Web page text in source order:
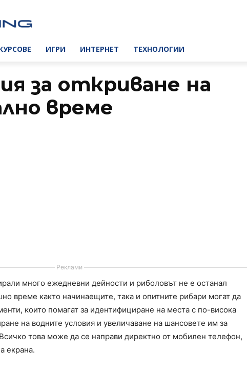
ИГРИ ИНТЕРНЕТ ТЕХНОЛОГИИ
за откриване на
време
Реклами
много ежедневни дейности и риболовът не е останал
време както начинаещите, така и опитните рибари могат да
които помагат за идентифициране на места с по-висока
на водните условия и увеличаване на шансовете им за
това може да се направи директно от мобилен телефон,
екрана.